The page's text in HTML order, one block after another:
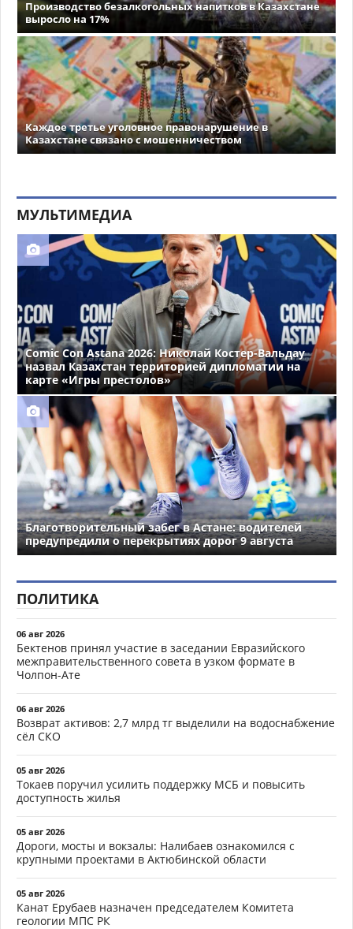
Производство безалкогольных напитков в Казахстане
выросло на 17%
Каждое третье уголовное правонарушение в
Казахстане связано с мошенничеством
МУЛЬТИМЕДИА
Comic Con Astana 2026: Николай Костер-Вальдау
назвал Казахстан территорией дипломатии на
карте «Игры престолов»
Благотворительный забег в Астане: водителей
предупредили о перекрытиях дорог 9 августа
ПОЛИТИКА
06 авг 2026
Бектенов принял участие в заседании Евразийского
межправительственного совета в узком формате в
Чолпон-Ате
06 авг 2026
Возврат активов: 2,7 млрд тг выделили на водоснабжение
сёл СКО
05 авг 2026
Токаев поручил усилить поддержку МСБ и повысить
доступность жилья
05 авг 2026
Дороги, мосты и вокзалы: Налибаев ознакомился с
крупными проектами в Актюбинской области
05 авг 2026
Канат Ерубаев назначен председателем Комитета
геологии МПС РК